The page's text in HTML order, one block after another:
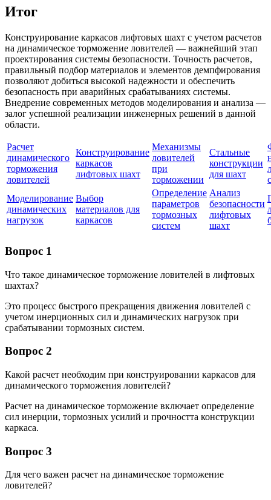
Итог
Конструирование каркасов лифтовых шахт с учетом расчетов
на динамическое торможение ловителей — важнейший этап
проектирования системы безопасности. Точность расчетов,
правильный подбор материалов и элементов демпфирования
позволяют добиться высокой надежности и обеспечить
безопасность при аварийных срабатываниях системы.
Внедрение современных методов моделирования и анализа —
залог успешной реализации инженерных решений в данной
области.
Расчет
динамического
торможения
ловителей
Конструирование
каркасов
лифтовых шахт
Механизмы
ловителей
при
торможении
Стальные
конструкции
для шахт
Моделирование
динамических
нагрузок
Выбор
материалов для
каркасов
Определение
параметров
тормозных
систем
Анализ
безопасности
лифтовых
шахт
Вопрос 1
Что такое динамическое торможение ловителей в лифтовых
шахтах?
Это процесс быстрого прекращения движения ловителей с
учетом инерционных сил и динамических нагрузок при
срабатывании тормозных систем.
Вопрос 2
Какой расчет необходим при конструировании каркасов для
динамического торможения ловителей?
Расчет на динамическое торможение включает определение
сил инерции, тормозных усилий и прочността конструкции
каркаса.
Вопрос 3
Для чего важен расчет на динамическое торможение
ловителей?